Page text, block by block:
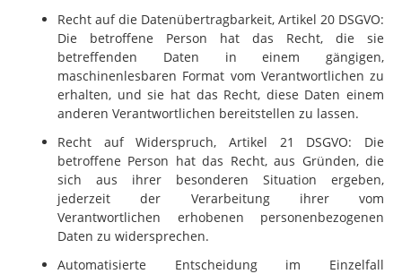
Recht auf die Datenübertragbarkeit, Artikel 20 DSGVO:
Die betroffene Person hat das Recht, die sie
betreffenden Daten in einem gängigen,
maschinenlesbaren Format vom Verantwortlichen zu
erhalten, und sie hat das Recht, diese Daten einem
anderen Verantwortlichen bereitstellen zu lassen.
Recht auf Widerspruch, Artikel 21 DSGVO: Die
betroffene Person hat das Recht, aus Gründen, die
sich aus ihrer besonderen Situation ergeben,
jederzeit der Verarbeitung ihrer vom
Verantwortlichen erhobenen personenbezogenen
Daten zu widersprechen.
Automatisierte Entscheidung im Einzelfall